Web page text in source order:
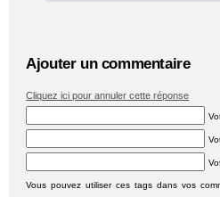
Ajouter un commentaire
Cliquez ici pour annuler cette réponse
Vous pouvez utiliser ces tags dans vos